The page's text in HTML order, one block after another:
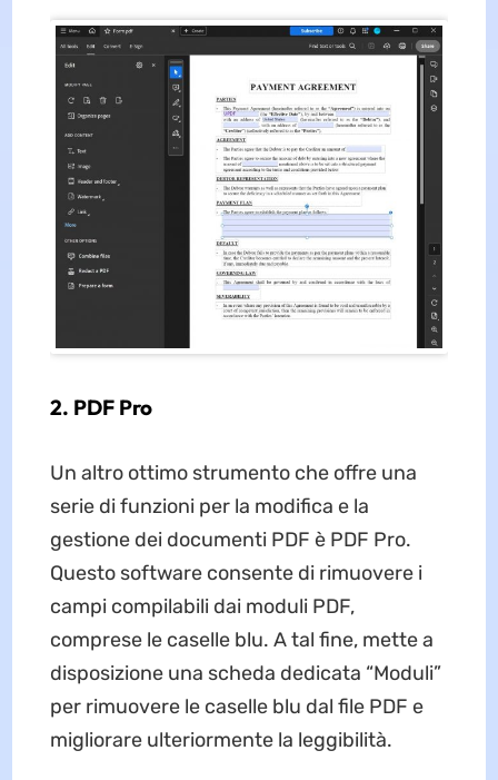
2. PDF Pro
Un altro ottimo strumento che offre una
serie di funzioni per la modifica e la
gestione dei documenti PDF è PDF Pro.
Questo software consente di rimuovere i
campi compilabili dai moduli PDF,
comprese le caselle blu. A tal fine, mette a
disposizione una scheda dedicata “Moduli”
per rimuovere le caselle blu dal file PDF e
migliorare ulteriormente la leggibilità.